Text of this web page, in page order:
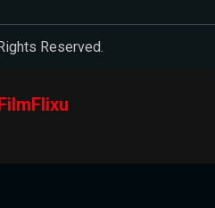
Reserved.